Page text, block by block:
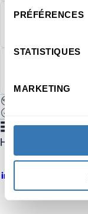
PRÉFÉRENCES
STATISTIQUES
MARKETING
LANGUE